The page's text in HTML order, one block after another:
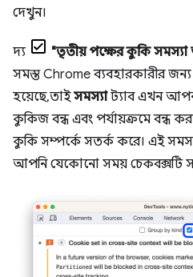
দেখুন।
দ্য "তৃতীয় পক্ষের কুকি সমস্যা
সমস্ত Chrome ব্যবহারকারীর
হয়েছে, তাইসমস্যাট্যাব এখন
কুকিজ বন্ধ এবং পর্যায়ক্রমে বন্ধ
কুকি সম্পর্কে সতর্ক করে। এই
আপনি যেকোনো সময় চেকবক্সটি